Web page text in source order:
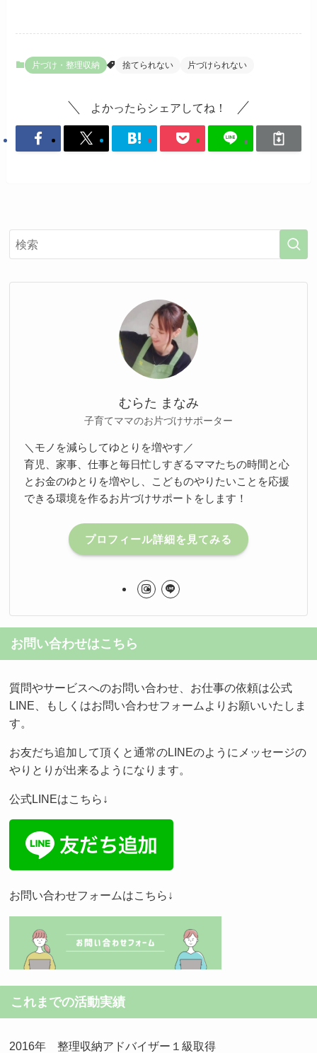
片づけ・整理収納 捨てられない 片づけられない
よかったらシェアしてね！
むらた まなみ
子育てママのお片づけサポーター
＼モノを減らしてゆとりを増やす／
育児、家事、仕事と毎日忙しすぎるママたちの時間と心
とお金のゆとりを増やし、こどものやりたいことを応援
できる環境を作るお片づけサポートをします！
プロフィール詳細を見てみる
お問い合わせはこちら
質問やサービスへのお問い合わせ、お仕事の依頼は公式
LINE、もしくはお問い合わせフォームよりお願いいたしま
す。
お友だち追加して頂くと通常のLINEのようにメッセージの
やりとりが出来るようになります。
公式LINEはこちら↓
お問い合わせフォームはこちら↓
これまでの活動実績
2016年 整理収納アドバイザー１級取得